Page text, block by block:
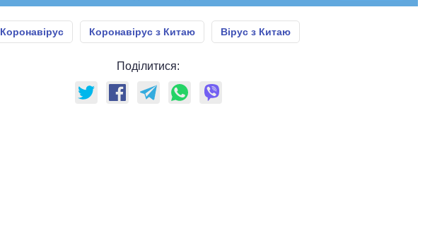
Коронавірус Коронавірус з Китаю Вірус з Китаю
Поділитися: